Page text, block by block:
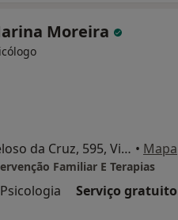
Moreira
Rua Conselheiro Veloso da Cruz, 595, Vila Nova de Gaia • Mapa
Familiar E Terapias
Serviço gratuito